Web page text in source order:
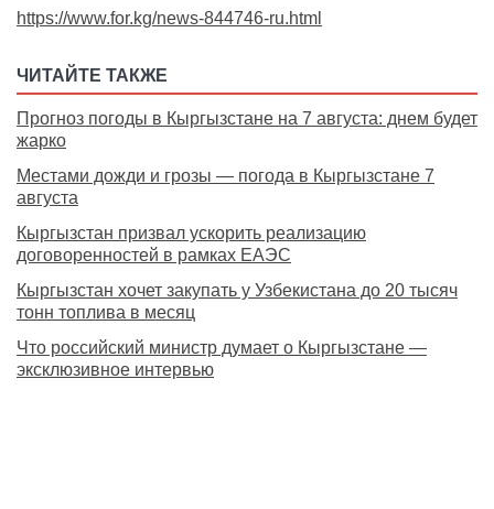
https://www.for.kg/news-844746-ru.html
ЧИТАЙТЕ ТАКЖЕ
Прогноз погоды в Кыргызстане на 7 августа: днем будет
жарко
Местами дожди и грозы — погода в Кыргызстане 7
августа
Кыргызстан призвал ускорить реализацию
договоренностей в рамках ЕАЭС
Кыргызстан хочет закупать у Узбекистана до 20 тысяч
тонн топлива в месяц
Что российский министр думает о Кыргызстане —
эксклюзивное интервью